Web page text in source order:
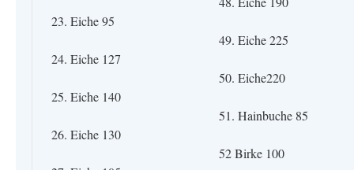
23. Eiche 95
24. Eiche 127
25. Eiche 140
26. Eiche 130
49. Eiche 225
50. Eiche220
51. Hainbuche 85
52 Birke 100